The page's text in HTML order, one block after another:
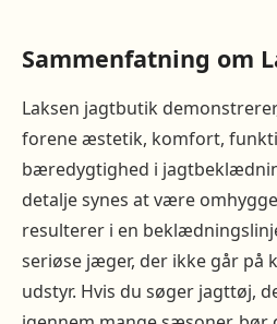
Sammenfatning om
Laksen jagtbutik
forene æstetik, komfort,
bæredygtighed i
detalje synes at være
resulterer i en
seriøse jæger, der ikke går på
udstyr. Hvis du søger jagttøj,